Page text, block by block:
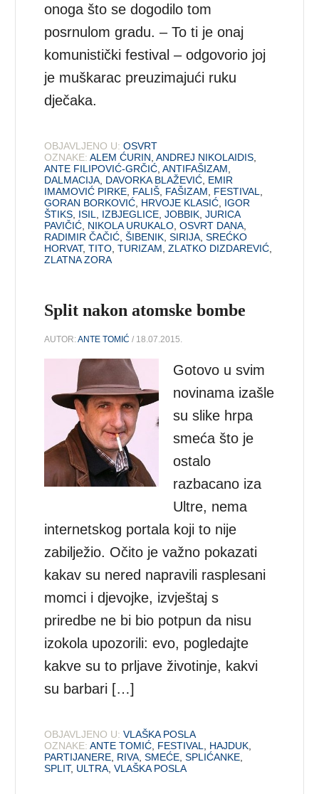
onoga što se dogodilo tom
posrnulom gradu. – To ti je onaj
komunistički festival – odgovorio joj
je muškarac preuzimajući ruku
dječaka.
OBJAVLJENO U: OSVRT
OZNAKE: ALEM ĆURIN ,ANDREJ NIKOLAIDIS
ANTE FILIPOVIĆ-GRČIĆ ,ANTIFAŠIZAM
DALMACIJA DAVORKA BLAŽEVIĆ EMIR
IMAMOVIĆ PIRKE FALIŠ FAŠIZAM FESTIVAL
GORAN BORKOVIĆ HRVOJE KLASIĆ IGOR
ŠTIKS ISIL IZBJEGLICE ,JOBBIK ,JURICA
PAVIČIĆ NIKOLA URUKALO ,OSVRT DANA
RADIMIR ČAČIĆ ,ŠIBENIK ,SIRIJA ,SREĆKO
HORVAT,TITO ,TURIZAM ,ZLATKO DIZDAREVIĆ
ZLATNA ZORA
Split nakon atomske bombe
AUTOR:ANTE TOMIĆ / 18.07.2015.
Gotovo u svim
novinama izašle
su slike hrpa
smeća što je
ostalo
razbacano iza
Ultre, nema
internetskog portala koji to nije
zabilježio. Očito je važno pokazati
kakav su nered napravili rasplesani
momci i djevojke, izvještaj s
priredbe ne bi bio potpun da nisu
izokola upozorili: evo, pogledajte
kakve su to prljave životinje, kakvi
su barbari […]
OBJAVLJENO U: VLAŠKA POSLA
OZNAKE: ANTE TOMIĆ FESTIVAL HAJDUK
PARTIJANERE RIVA ,SMEĆE ,SPLIĆANKE
SPLIT, ULTRA ,VLAŠKA POSLA